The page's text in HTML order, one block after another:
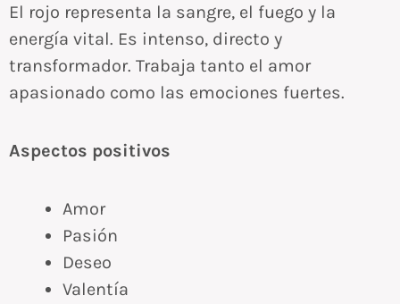
El rojo representa la sangre, el fuego y la
energía vital. Es intenso, directo y
transformador. Trabaja tanto el amor
apasionado como las emociones fuertes.
Aspectos positivos
Amor
Pasión
Deseo
Valentía